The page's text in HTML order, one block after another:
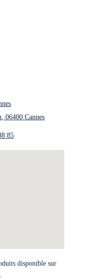
disponible sur
06400 Cannes
85